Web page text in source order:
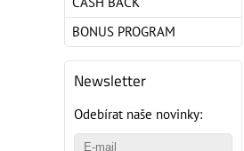
BONUS PROGRAM
Newsletter
Odebírat naše novinky: